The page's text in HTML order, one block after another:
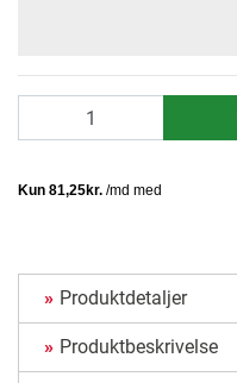
Produktdetaljer
Produktbeskrivelse